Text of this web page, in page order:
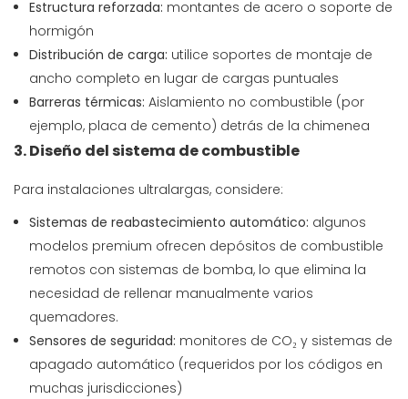
Estructura reforzada: montantes de acero o soporte de
hormigón
Distribución de carga: utilice soportes de montaje de
ancho completo en lugar de cargas puntuales
Barreras térmicas: Aislamiento no combustible (por
ejemplo, placa de cemento) detrás de la chimenea
3. Diseño del sistema de combustible
Para instalaciones ultralargas, considere:
Sistemas de reabastecimiento automático: algunos
modelos premium ofrecen depósitos de combustible
remotos con sistemas de bomba, lo que elimina la
necesidad de rellenar manualmente varios
quemadores.
Sensores de seguridad: monitores de CO₂ y sistemas de
apagado automático (requeridos por los códigos en
muchas jurisdicciones)